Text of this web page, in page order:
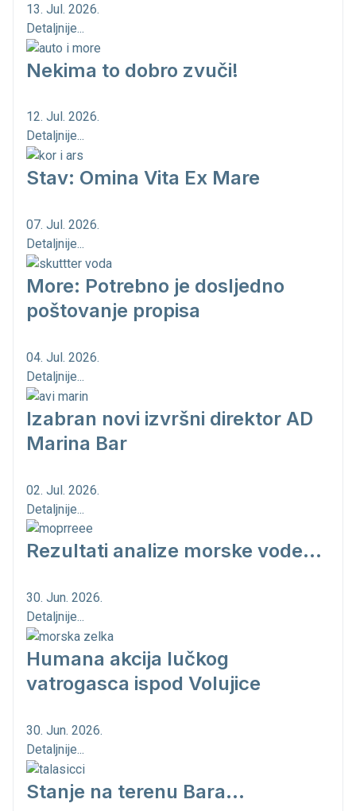
13. Jul. 2026.
Detaljnije...
Nekima to dobro zvuči!
12. Jul. 2026.
Detaljnije...
Stav: Omina Vita Ex Mare
07. Jul. 2026.
Detaljnije...
More: Potrebno je dosljedno
poštovanje propisa
04. Jul. 2026.
Detaljnije...
Izabran novi izvršni direktor AD
Marina Bar
02. Jul. 2026.
Detaljnije...
Rezultati analize morske vode...
30. Jun. 2026.
Detaljnije...
Humana akcija lučkog
vatrogasca ispod Volujice
30. Jun. 2026.
Detaljnije...
Stanje na terenu Bara...